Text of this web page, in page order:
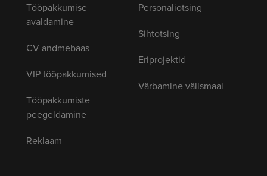
Tööpakkumise
avaldamine
CV andmebaas
VIP tööpakkumised
Tööpakkumiste
peegeldamine
Reklaam
Personaliotsing
Sihtotsing
Eriprojektid
Värbamine välismaal